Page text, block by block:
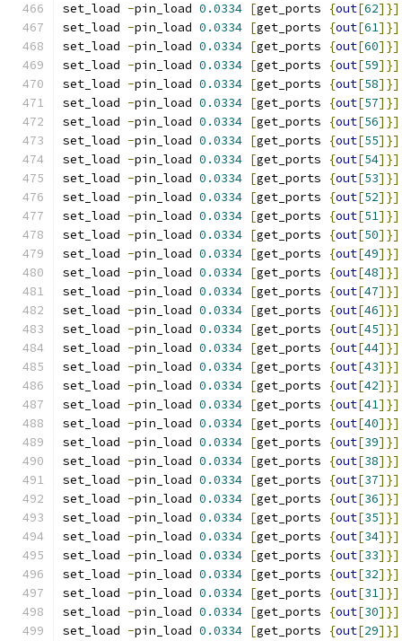
set_load -pin_load 0.0334 [get_ports {out[62]}]
set_load -pin_load 0.0334 [get_ports {out[61]}]
set_load -pin_load 0.0334 [get_ports {out[60]}]
set_load -pin_load 0.0334 [get_ports {out[59]}]
set_load -pin_load 0.0334 [get_ports {out[58]}]
set_load -pin_load 0.0334 [get_ports {out[57]}]
set_load -pin_load 0.0334 [get_ports {out[56]}]
set_load -pin_load 0.0334 [get_ports {out[55]}]
set_load -pin_load 0.0334 [get_ports {out[54]}]
set_load -pin_load 0.0334 [get_ports {out[53]}]
set_load -pin_load 0.0334 [get_ports {out[52]}]
set_load -pin_load 0.0334 [get_ports {out[51]}]
set_load -pin_load 0.0334 [get_ports {out[50]}]
set_load -pin_load 0.0334 [get_ports {out[49]}]
set_load -pin_load 0.0334 [get_ports {out[48]}]
set_load -pin_load 0.0334 [get_ports {out[47]}]
set_load -pin_load 0.0334 [get_ports {out[46]}]
set_load -pin_load 0.0334 [get_ports {out[45]}]
set_load -pin_load 0.0334 [get_ports {out[44]}]
set_load -pin_load 0.0334 [get_ports {out[43]}]
set_load -pin_load 0.0334 [get_ports {out[42]}]
set_load -pin_load 0.0334 [get_ports {out[41]}]
set_load -pin_load 0.0334 [get_ports {out[40]}]
set_load -pin_load 0.0334 [get_ports {out[39]}]
set_load -pin_load 0.0334 [get_ports {out[38]}]
set_load -pin_load 0.0334 [get_ports {out[37]}]
set_load -pin_load 0.0334 [get_ports {out[36]}]
set_load -pin_load 0.0334 [get_ports {out[35]}]
set_load -pin_load 0.0334 [get_ports {out[34]}]
set_load -pin_load 0.0334 [get_ports {out[33]}]
set_load -pin_load 0.0334 [get_ports {out[32]}]
set_load -pin_load 0.0334 [get_ports {out[31]}]
set_load -pin_load 0.0334 [get_ports {out[30]}]
set_load -pin_load 0.0334 [get_ports {out[29]}]